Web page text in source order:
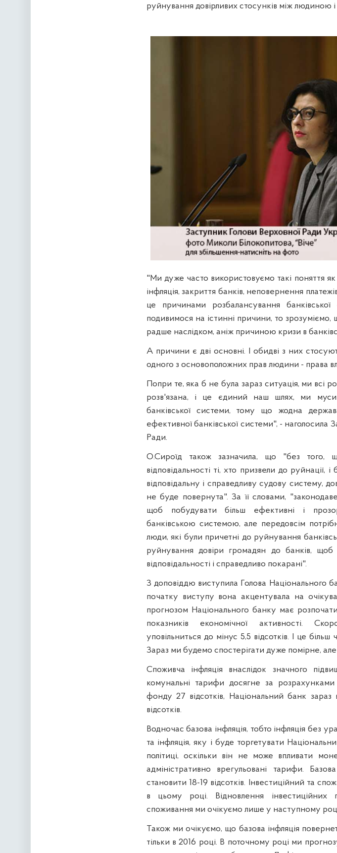
руйнування довірливих стосунків між людиною
"Ми дуже часто використовуємо такі поняття як
інфляція, закриття банків, неповернення
це причинами розбалансування
подивимося на істинні причини, то
радше наслідком, аніж причиною кризи в
А причини є дві основні. І обидві з них
одного з основоположних прав людини - права
Попри те, яка б не була зараз ситуація, ми всі
розв'язана, і це єдиний наш шлях, ми
банківської системи, тому що жодна
ефективної банківської системи", - наголосила
Ради.
О.Сироїд також зазначила, що "без того,
відповідальності ті, хто призвели до
відповідальну і справедливу судову систему,
не буде повернута". За її словами,
щоб побудувати більш ефективні і
банківською системою, але передовсім
люди, які були причетні до руйнування
руйнування довіри громадян до банків,
відповідальності і справедливо покарані".
З доповіддю виступила Голова Національного
початку виступу вона акцентувала на
прогнозом Національного банку має
показників економічної активності.
уповільниться до мінус 5,5 відсотків. І це
Зараз ми будемо спостерігати дуже помірне,
Споживча інфляція внаслідок значного
комунальні тарифи досягне за
фонду 27 відсотків, Національний банк
відсотків.
Водночас базова інфляція, тобто інфляція без
та інфляція, яку і буде торгетувати
політиці, оскільки він не може впливати
адміністративно врегульовані тарифи.
становити 18-19 відсотків. Інвестиційний та
в цьому році. Відновлення інвестиційних
споживання ми очікуємо лише у наступному
Також ми очікуємо, що базова інфляція
тільки в 2016 році. В поточному році ми